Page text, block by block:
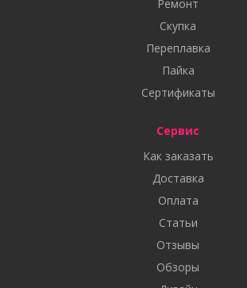
Ремонт
Скупка
Переплавка
Пайка
Сертификаты
Сервис
Как заказать
Доставка
Оплата
Статьи
Отзывы
Обзоры